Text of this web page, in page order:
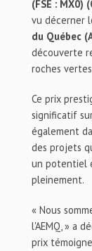
(FSE : MX0)
vu décerner
du Québec
découverte
roches
Ce prix
significatif
également
des projets
un potentiel
pleinement.
« Nous
l'AEMQ, » a
prix